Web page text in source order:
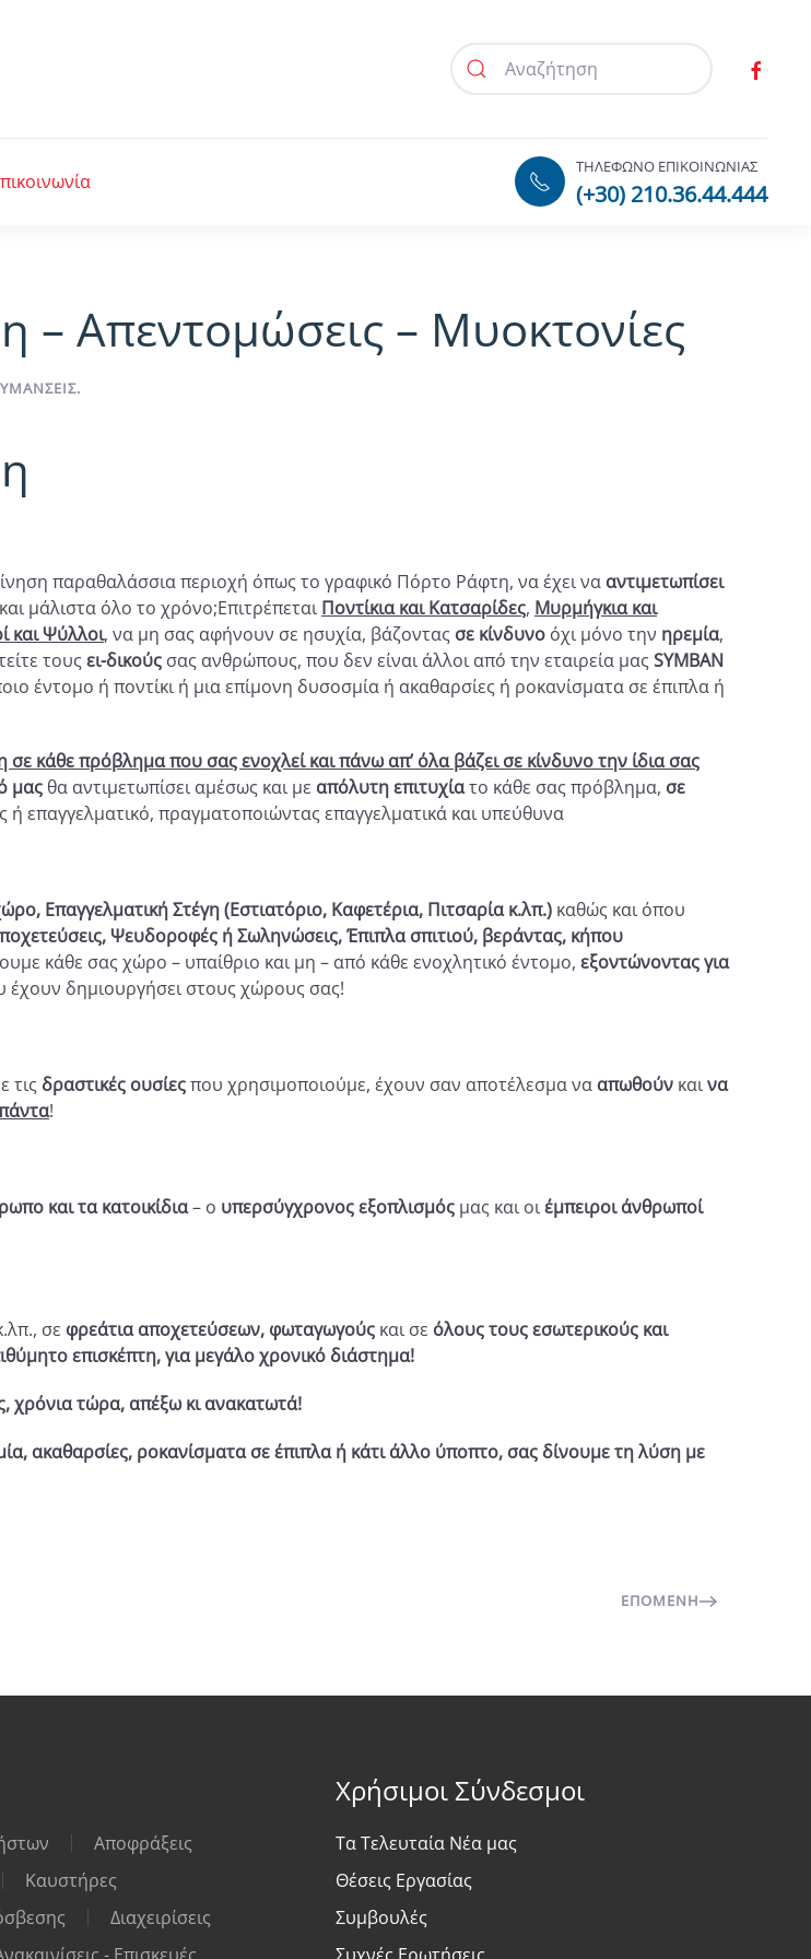
ΤΗΛΕΦΩΝΟ ΕΠΙΚΟΙΝΩΝΙΑΣ
(+30) 210.36.44.444
– Απεντομώσεις – Μυοκτονίες
.
παραθαλάσσια περιοχή όπως το γραφικό Πόρτο Ράφτη, να έχει να αντιμετωπίσει
μάλιστα όλο το χρόνο;Επιτρέπεται Ποντίκια και Κατσαρίδες, Μυρμήγκια και
και Ψύλλοι, να μη σας αφήνουν σε ησυχία, βάζοντας σε κίνδυνο όχι μόνο την ηρεμία,
τους ει-δικούς σας ανθρώπους, που δεν είναι άλλοι από την εταιρεία μας SYMBAN
έντομο ή ποντίκι ή μια επίμονη δυσοσμία ή ακαθαρσίες ή ροκανίσματα σε έπιπλα ή
κάθε πρόβλημα που σας ενοχλεί και πάνω απ’ όλα βάζει σε κίνδυνο την ίδια σας
μας θα αντιμετωπίσει αμέσως και με απόλυτη επιτυχίατο κάθε σας πρόβλημα, σε
ή επαγγελματικό, πραγματοποιώντας επαγγελματικά και υπεύθυνα
Επαγγελματική Στέγη (Εστιατόριο, Καφετέρια, Πιτσαρία κ.λπ.) καθώς και όπου
Ψευδοροφές ή Σωληνώσεις, Έπιπλα σπιτιού, βεράντας, κήπου
κάθε σας χώρο – υπαίθριο και μη – από κάθε ενοχλητικό έντομο, εξοντώνονταςγια
έχουν δημιουργήσει στους χώρους σας!
τις δραστικές ουσίεςπου χρησιμοποιούμε, έχουν σαν αποτέλεσμα να απωθούν καινα
!
και τα κατοικίδια– ο υπερσύγχρονος εξοπλισμός μας και οιέμπειροι άνθρωποί
σε φρεάτια αποχετεύσεων, φωταγωγούς και σε όλους τους εσωτερικούς και
επισκέπτη, για μεγάλο χρονικό διάστημα!
χρόνια τώρα, απέξω κι ανακατωτά!
ακαθαρσίες, ροκανίσματα σε έπιπλα ή κάτι άλλο ύποπτο, σας δίνουμε τη λύση με
ΕΠΌΜΕΝΗ
Αποφράξεις
Καυστήρες
Διαχειρίσεις
Χρήσιμοι Σύνδεσμοι
Τα Τελευταία Νέα μας
Θέσεις Εργασίας
Συμβουλές